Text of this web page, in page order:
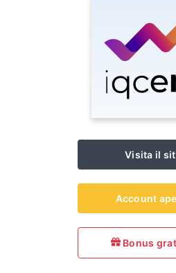
Visita il
Account
Bonus